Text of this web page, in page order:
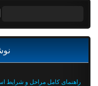
راهنمای کامل مراحل و شرایط اسقاط